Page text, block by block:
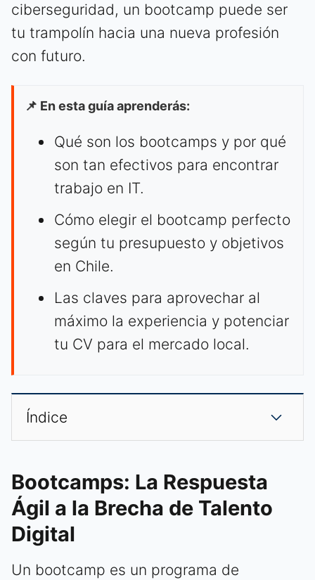
ciberseguridad, un bootcamp puede ser
tu trampolín hacia una nueva profesión
con futuro.
📌 En esta guía aprenderás:
Qué son los bootcamps y por qué
son tan efectivos para encontrar
trabajo en IT.
Cómo elegir el bootcamp perfecto
según tu presupuesto y objetivos
en Chile.
Las claves para aprovechar al
máximo la experiencia y potenciar
tu CV para el mercado local.
Índice
Bootcamps: La Respuesta
Ágil a la Brecha de Talento
Digital
Un bootcamp es un programa de